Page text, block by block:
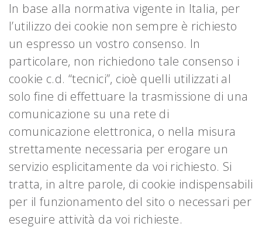
In base alla normativa vigente in Italia, per
l’utilizzo dei cookie non sempre è richiesto
un espresso un vostro consenso. In
particolare, non richiedono tale consenso i
cookie c.d. “tecnici”, cioè quelli utilizzati al
solo fine di effettuare la trasmissione di una
comunicazione su una rete di
comunicazione elettronica, o nella misura
strettamente necessaria per erogare un
servizio esplicitamente da voi richiesto. Si
tratta, in altre parole, di cookie indispensabili
per il funzionamento del sito o necessari per
eseguire attività da voi richieste.